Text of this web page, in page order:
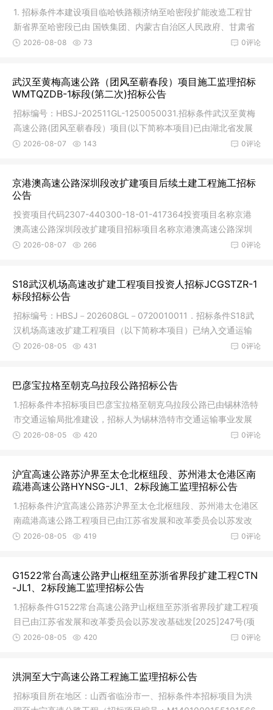
1. 招标条件本建设项目临哈铁路额济纳至哈密段扩能改造工程甘
新省界至哈密段已由 国铁集团、内蒙古自治区人民政府、甘肃省
人民政
0评论
2026-08-08 73
武汉至黄梅高速公路（团风至蕲春段）项目施工监理招标
WMTQZDB-1标段(第二次)招标公告
招标编号：HBSJ-202511GL-1250050031.招标条件武汉至黄梅
高速公路(团风至蕲春段）项目(以下简称本项目)已由湖北省发展
和改革委员
0评论
2026-08-07 143
京港澳高速公路深圳段改扩建项目后续土建工程施工招标
公告
投资项目代码2307-440300-18-01-417364投资项目名称京港
澳高速公路深圳段改扩建项目招标项目名称京港澳高速公路深圳
段改扩建项目
0评论
2026-08-07 266
S18武汉机场高速改扩建工程项目投资人招标JCGSTZR-1
标段招标公告
招标编号：HBSJ－202608GL－0720010011．招标条件S18武
汉机场高速改扩建工程项目（以下简称本项目）已纳入交通运输
部《公路发展
0评论
2026-08-05 431
巴彦宝拉格至朝克乌拉段公路招标公告
1.招标条件本招标项目巴彦宝拉格至朝克乌拉段公路已由锡林浩特
市交通运输局批准建设，招标人为锡林浩特市交通运输事业发展
中心，
0评论
2026-08-05 420
沪宜高速公路苏沪界至太仓北枢纽段、苏州港太仓港区南
疏港高速公路HYNSG-JL1、2标段施工监理招标公告
1.招标条件沪宜高速公路苏沪界至太仓北枢纽段、苏州港太仓港区
南疏港高速公路工程项目已由江苏省发展和改革委员会以苏发改
基础发
0评论
2026-08-05 419
G1522常台高速公路尹山枢纽至苏浙省界段扩建工程CTN
-JL1、2标段施工监理招标公告
1.招标条件G1522常台高速公路尹山枢纽至苏浙省界段扩建工程项
目已由江苏省发展和改革委员会以苏发改基础发[2025]247号(项
目代码:
0评论
2026-08-05 420
洪洞至大宁高速公路工程施工监理招标公告
招标项目所在地区：山西省临汾市一、招标条件本招标项目为洪